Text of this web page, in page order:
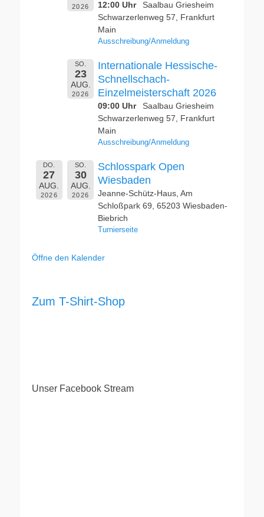
2026 12:00 Uhr
Saalbau Griesheim
Schwarzerlenweg 57, Frankfurt
Main
Ausschreibung/Anmeldung
SO.
23
AUG.
2026
Internationale Hessische-
Schnellschach-
Einzelmeisterschaft 2026
09:00 Uhr
Saalbau Griesheim
Schwarzerlenweg 57, Frankfurt
Main
Ausschreibung/Anmeldung
DO.
27
AUG.
2026
SO.
30
AUG.
2026
Schlosspark Open
Wiesbaden
Jeanne-Schütz-Haus, Am
Schloßpark 69, 65203 Wiesbaden-
Biebrich
Turnierseite
Öffne den Kalender
Zum T-Shirt-Shop
Unser Facebook Stream